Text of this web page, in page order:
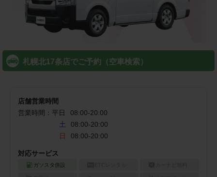
札幌北17条店でご予約（空車検索）
店舗営業時間
営業時間： 平日 08:00-20:00
土
08:00-20:00
日
08:00-20:00
対応サービス
ガソスタ併設